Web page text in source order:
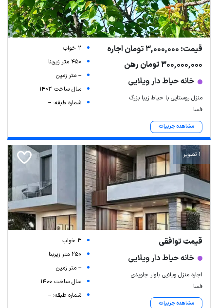
قیمت: 3,000,000 تومان اجاره
300,000,000 تومان رهن
خانه حیاط دار ویلایی
منزل روستایی با حیاط زیبا بزرگ
فسا
مشاهده جزییات
2 خواب
450 متر زیربنا
-- متر زمین
سال ساخت 1403
شماره طبقه: --
1 تصویر
قیمت توافقی
خانه حیاط دار ویلایی
اجاره منزل ویلایی بلوار جاویدی
فسا
مشاهده جزییات
3 خواب
250 متر زیربنا
-- متر زمین
سال ساخت 1400
شماره طبقه: --